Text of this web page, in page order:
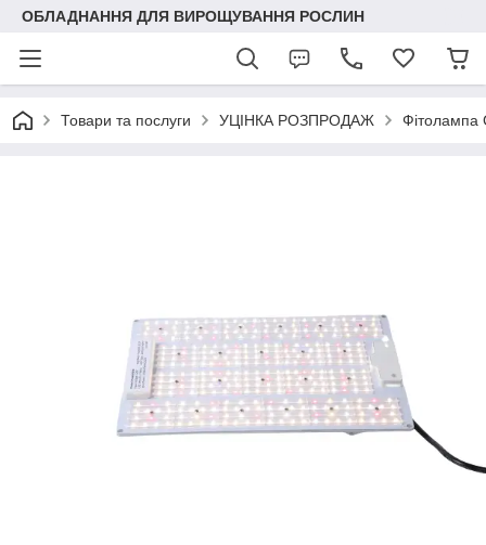
ОБЛАДНАННЯ ДЛЯ ВИРОЩУВАННЯ РОСЛИН
Товари та послуги УЦІНКА РОЗПРОДАЖ Фітолампа